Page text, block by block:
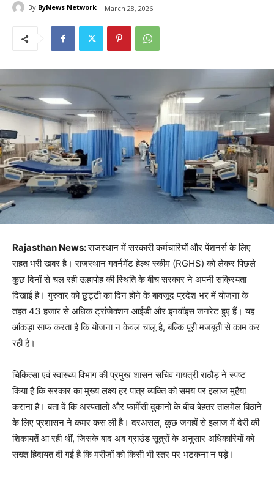
By ByNews Network March 28, 2026
Rajasthan News:राजस्थान में सरकारी कर्मचारियों और पेंशनर्स के लिए
राहत भरी खबर है। राजस्थान गवर्नमेंट हेल्थ स्कीम (RGHS) को लेकर पिछले
कुछ दिनों से चल रही ऊहापोह की स्थिति के बीच सरकार ने अपनी सक्रियता
दिखाई है। गुरुवार को छुट्टी का दिन होने के बावजूद प्रदेश भर में योजना के
तहत 43 हजार से अधिक ट्रांजेक्शन आईडी और इनवॉइस जनरेट हुए हैं। यह
आंकड़ा साफ करता है कि योजना न केवल चालू है, बल्कि पूरी मजबूती से काम कर
रही है।
चिकित्सा एवं स्वास्थ्य विभाग की प्रमुख शासन सचिव गायत्री राठौड़ ने स्पष्ट
किया है कि सरकार का मुख्य लक्ष्य हर पात्र व्यक्ति को समय पर इलाज मुहैया
कराना है। बता दें कि अस्पतालों और फार्मेसी दुकानों के बीच बेहतर तालमेल बिठाने
के लिए प्रशासन ने कमर कस ली है। दरअसल, कुछ जगहों से इलाज में देरी की
शिकायतें आ रही थीं, जिसके बाद अब ग्राउंड सूत्रों के अनुसार अधिकारियों को
सख्त हिदायत दी गई है कि मरीजों को किसी भी स्तर पर भटकना न पड़े।